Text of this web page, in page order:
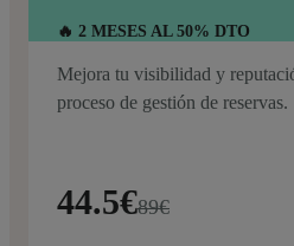
🔥 2 MESES AL 50% DTO
Mejora tu visibilidad y
proceso de gestión de reservas.
44.5€89€